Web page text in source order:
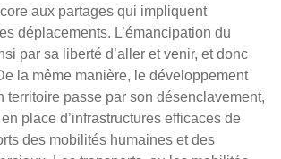
aux partages qui impliquent
déplacements. L’émancipation du
par sa liberté d’aller et venir, et donc
la même manière, le développement
territoire passe par son désenclavement,
place d’infrastructures efficaces de
des mobilités humaines et des